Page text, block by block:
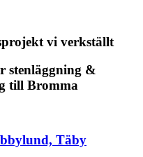
vi verkställt
stenläggning &
till Bromma
Täby